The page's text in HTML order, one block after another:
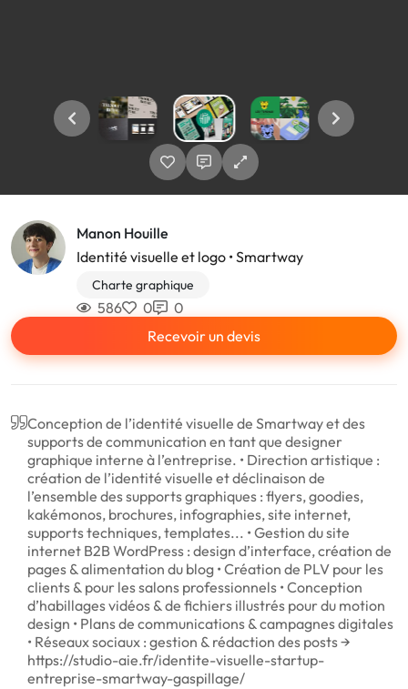
Manon Houille
Identité visuelle et logo • Smartway
Charte graphique
586 0
0
Recevoir un devis
Conception de l’identité visuelle de Smartway et des
supports de communication en tant que designer
graphique interne à l’entreprise. • Direction artistique :
création de l’identité visuelle et déclinaison de
l’ensemble des supports graphiques : flyers, goodies,
kakémonos, brochures, infographies, site internet,
supports techniques, templates... • Gestion du site
internet B2B WordPress : design d’interface, création de
pages & alimentation du blog • Création de PLV pour les
clients & pour les salons professionnels • Conception
d’habillages vidéos & de fichiers illustrés pour du motion
design • Plans de communications & campagnes digitales
• Réseaux sociaux : gestion & rédaction des posts →
https://studio-aie.fr/identite-visuelle-startup-
entreprise-smartway-gaspillage/